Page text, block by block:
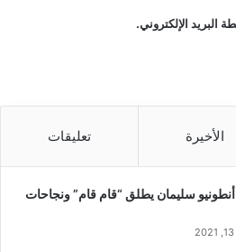
البريد الإلكتروني.
الأخيرة تعليقات
سليمان يطلق “قام قام” ونجاحات